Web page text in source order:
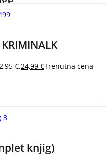
in Macbeth.
KRIMINALK
€.24,99 €Trenutna cena
knjig)